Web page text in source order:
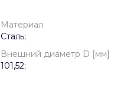
Материал
Сталь;
Внешний диаметр D [мм]
101,52;